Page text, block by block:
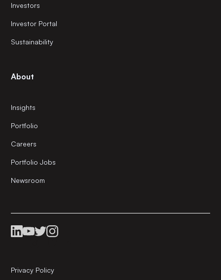
Investors
Investor Portal
Sustainability
About
Insights
Portfolio
Careers
Portfolio Jobs
Newsroom
Privacy Policy